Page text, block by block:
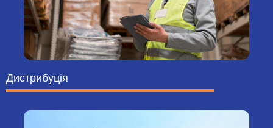
Дистрибуція